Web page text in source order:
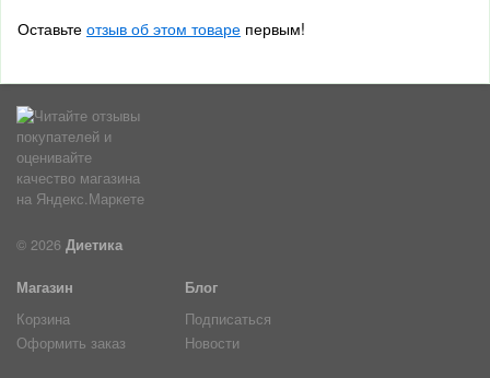
Оставьте отзыв об этом товаре первым!
© 2026 Диетика
Магазин
Корзина
Оформить заказ
Блог
Подписаться
Новости